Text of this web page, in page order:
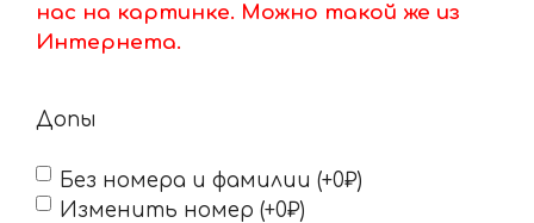
нас на картинке. Можно такой же из
Интернета.
Допы
Без номера и фамилии (+0₽)
Изменить номер (+0₽)